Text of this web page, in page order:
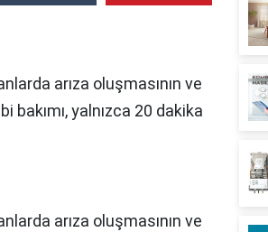
arıza oluşmasının ve
bakımı, yalnızca 20 dakika
arıza oluşmasının ve